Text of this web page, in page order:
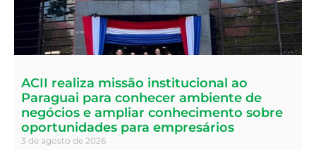
ACII realiza missão institucional ao
Paraguai para conhecer ambiente de
negócios e ampliar conhecimento sobre
oportunidades para empresários
3 de agosto de 2026